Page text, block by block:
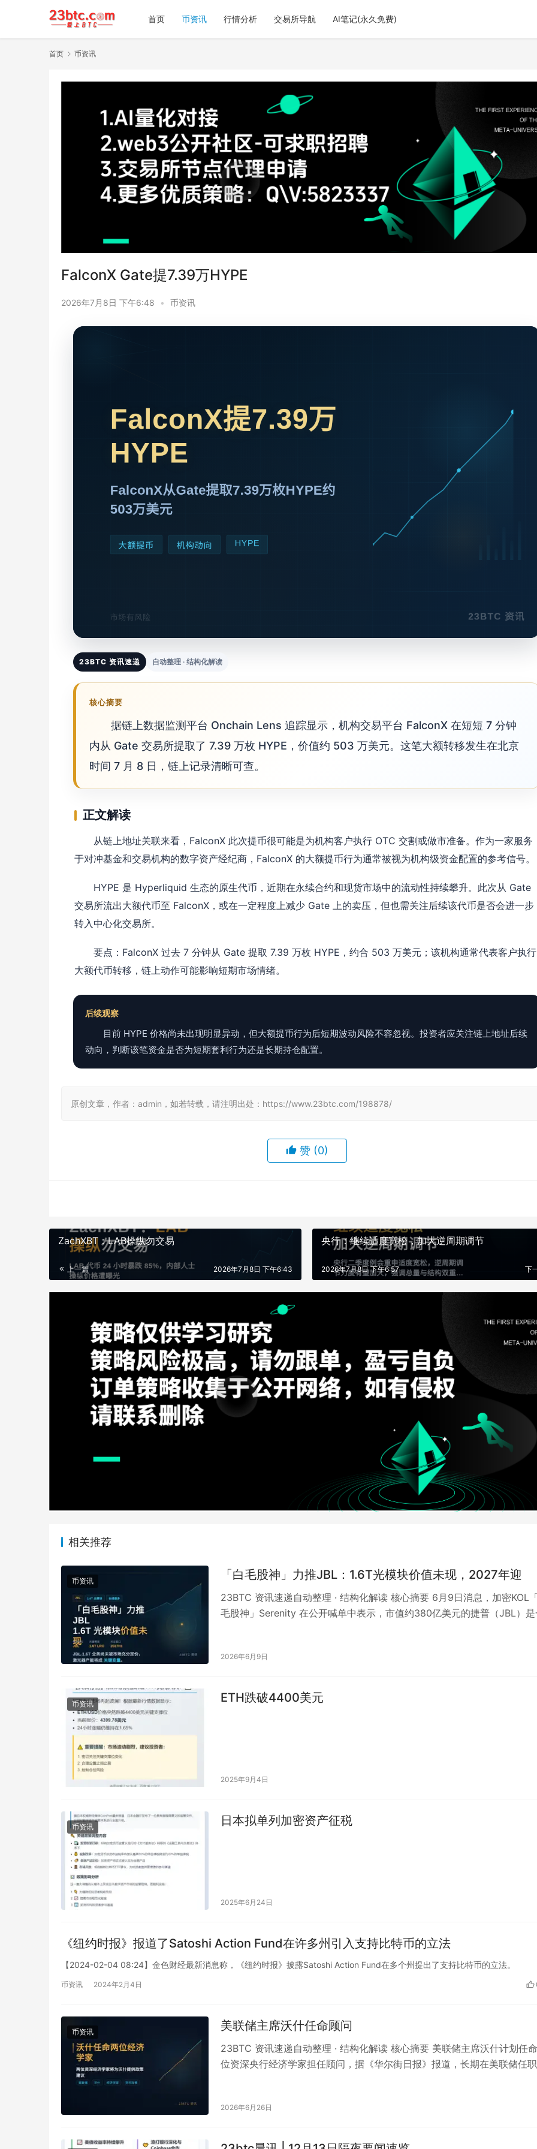
首页 币资讯 行情分析 交易所导航 AI笔记(永久免费)
首页 币资讯
FalconX Gate提7.39万HYPE
2026年7月8日 下午6:48 • 币资讯
23BTC 资讯速递 自动整理 · 结构化解读
核心摘要
据链上数据监测平台 Onchain Lens 追踪显示，机构交易平台 FalconX 在短短 7 分钟
内从 Gate 交易所提取了 7.39 万枚 HYPE，价值约 503 万美元。这笔大额转移发生在北京
时间 7 月 8 日，链上记录清晰可查。
正文解读
从链上地址关联来看，FalconX 此次提币很可能是为机构客户执行 OTC 交割或做市准备。作为一家服务
于对冲基金和交易机构的数字资产经纪商，FalconX 的大额提币行为通常被视为机构级资金配置的参考信号。
HYPE 是 Hyperliquid 生态的原生代币，近期在永续合约和现货市场中的流动性持续攀升。此次从 Gate
交易所流出大额代币至 FalconX，或在一定程度上减少 Gate 上的卖压，但也需关注后续该代币是否会进一步
转入中心化交易所。
要点：FalconX 过去 7 分钟从 Gate 提取 7.39 万枚 HYPE，约合 503 万美元；该机构通常代表客户执行
大额代币转移，链上动作可能影响短期市场情绪。
后续观察
目前 HYPE 价格尚未出现明显异动，但大额提币行为后短期波动风险不容忽视。投资者应关注链上地址后续
动向，判断该笔资金是否为短期套利行为还是长期持仓配置。
原创文章，作者：admin，如若转载，请注明出处：https://www.23btc.com/198878/
赞 (0)
ZachXBT：LAB操纵勿交易
上一篇 2026年7月8日 下午6:43
央行：继续适度宽松，加大逆周期调节
下
2026年7月8日 下午6:57
相关推荐
币资讯 「白毛股神」力推JBL：1.6T光模块价值未现，2027年迎
23BTC 资讯速递自动整理 · 结构化解读 核心摘要 6月9日消息，加密KOL
毛股神」Serenity 在公开喊单中表示，市值约380亿美元的捷普（JBL）
2026年6月9日
币资讯 ETH跌破4400美元
2025年9月4日
币资讯 日本拟单列加密资产征税
2025年6月24日
《纽约时报》报道了Satoshi Action Fund在许多州引入支持比特币的立法
【2024-02-04 08:24】金色财经最新消息称，《纽约时报》披露Satoshi Action Fund在多个州提出了支持比特币的立法。
币资讯 2024年2月4日
币资讯 美联储主席沃什任命顾问
23BTC 资讯速递自动整理 · 结构化解读 核心摘要 美联储主席沃什计划任
位资深央行经济学家担任顾问，据《华尔街日报》报道，长期在美联储任
2026年6月26日